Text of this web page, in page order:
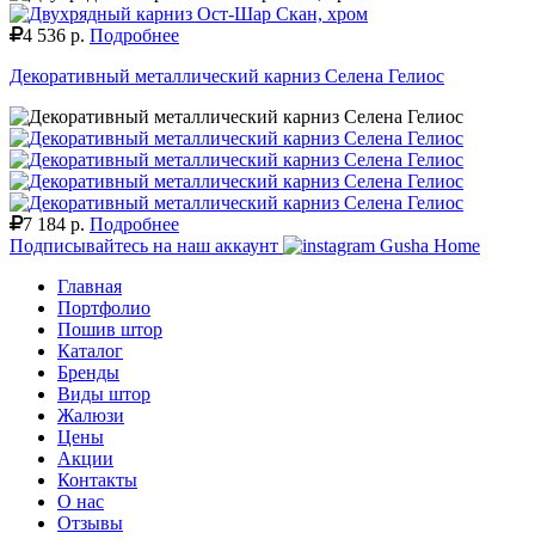
4 536 р. Подробнее
Декоративный металлический карниз Селена Гелиос
7 184 р. Подробнее
Подписывайтесь на наш аккаунт
Gusha Home
Главная
Портфолио
Пошив штор
Каталог
Бренды
Виды штор
Жалюзи
Цены
Акции
Контакты
О нас
Отзывы